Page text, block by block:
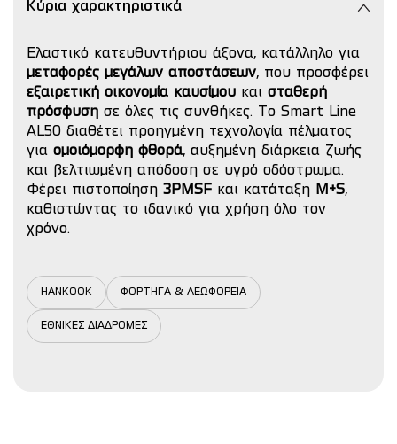
Κύρια χαρακτηριστικά
Ελαστικό κατευθυντήριου άξονα, κατάλληλο για
μεταφορές μεγάλων αποστάσεων, που προσφέρει
εξαιρετική οικονομία καυσίμου και σταθερή
πρόσφυση σε όλες τις συνθήκες. Το Smart Line
AL50 διαθέτει προηγμένη τεχνολογία πέλματος
για ομοιόμορφη φθορά, αυξημένη διάρκεια ζωής
και βελτιωμένη απόδοση σε υγρό οδόστρωμα.
Φέρει πιστοποίηση 3PMSF και κατάταξη M+S,
καθιστώντας το ιδανικό για χρήση όλο τον
χρόνο.
HANKOOK ΦΟΡΤΗΓΑ & ΛΕΩΦΟΡΕΙΑ
ΕΘΝΙΚΕΣ ΔΙΑΔΡΟΜΕΣ